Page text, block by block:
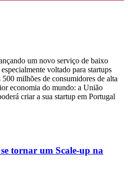
um novo serviço de baixo
voltado para startups
milhões de consumidores de alta
economia do mundo: a União
criar a sua startup em Portugal
tornar um Scale-up na